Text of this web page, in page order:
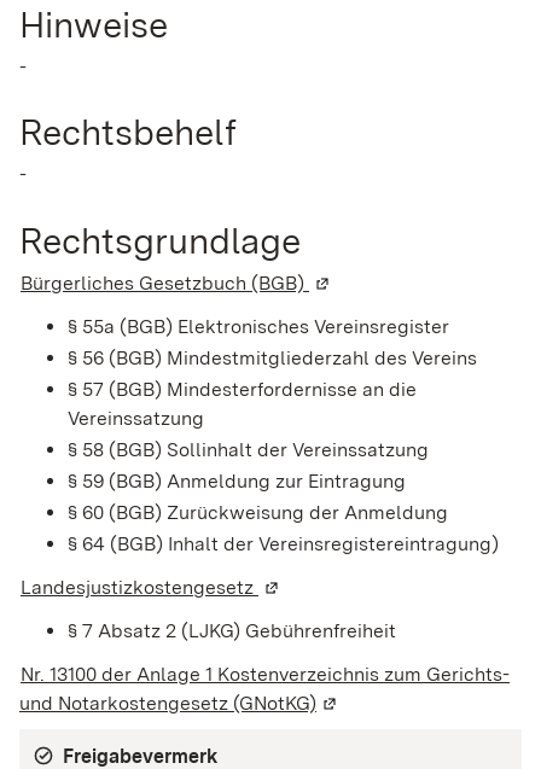
Hinweise
-
Rechtsbehelf
-
Rechtsgrundlage
Bürgerliches Gesetzbuch (BGB) (Wird in einem neuen
§ 55a (BGB) Elektronisches Vereinsregister
§ 56 (BGB) Mindestmitgliederzahl des Vereins
§ 57 (BGB) Mindesterfordernisse an die
Vereinssatzung
§ 58 (BGB) Sollinhalt der Vereinssatzung
§ 59 (BGB) Anmeldung zur Eintragung
§ 60 (BGB) Zurückweisung der Anmeldung
§ 64 (BGB) Inhalt der Vereinsregistereintragung)
Landesjustizkostengesetz (Wird in einem neuen Fenster
§ 7 Absatz 2 (LJKG) Gebührenfreiheit
Nr. 13100 der Anlage 1 Kostenverzeichnis zum Gerichts-
und Notarkostengesetz (GNotKG) (Wird in einem neuen
Freigabevermerk